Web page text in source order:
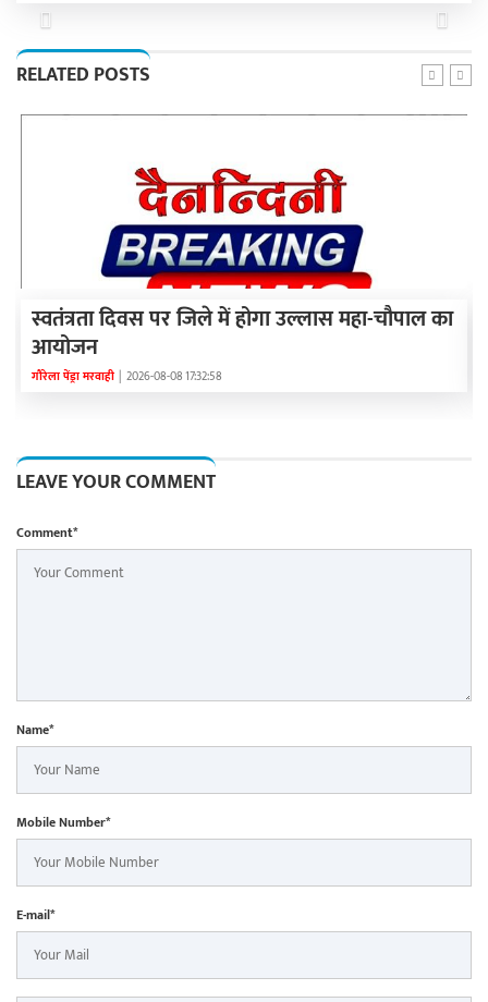
Previous Next
RELATED POSTS
स्वतंत्रता दिवस पर जिले में होगा उल्लास महा-चौपाल का
आयोजन
गौरेला पेंड्रा मरवाही | 2026-08-08 17:32:58
LEAVE YOUR COMMENT
Comment*
Name*
Mobile Number*
E-mail*